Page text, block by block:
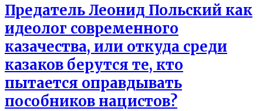
Предатель Леонид Польский как
идеолог современного
казачества, или откуда среди
казаков берутся те, кто
пытается оправдывать
пособников нацистов?